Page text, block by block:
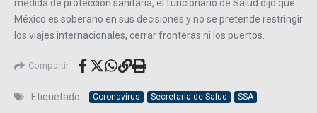
medida de protección sanitaria, el funcionario de Salud dijo que
México es soberano en sus decisiones y no se pretende restringir
los viajes internacionales, cerrar fronteras ni los puertos.
Compartir
Etiquetado: Coronavirus Secretaría de Salud SSA